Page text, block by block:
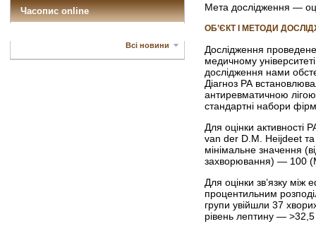
Часопис online
Всі новини
Мета дослідження —
ОБ’ЄКТ І МЕТОДИ
Дослідження
медичному
дослідження нами
Діагноз РА
антиревматичною
стандартні набори
Для оцінки
van der D.M. Heijdeet
мінімальне значення
захворювання) — 100
Для оцінки зв’язку між
процентильним
групи увійшли 37
рівень лептину — >32,5